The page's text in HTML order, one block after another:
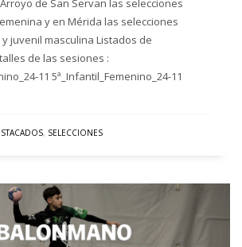
de San Servan las selecciones
y en Mérida las selecciones
juvenil masculina Listados de
de las sesiones :
11 5ª_Infantil_Femenino_24-11
, SELECCIONES